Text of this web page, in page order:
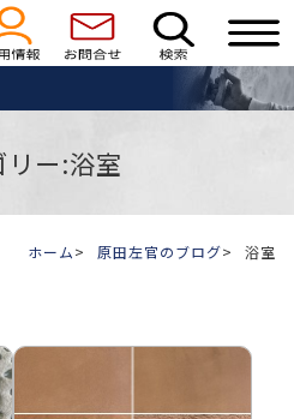
リー:浴室
ホーム 原田左官のブログ 浴室